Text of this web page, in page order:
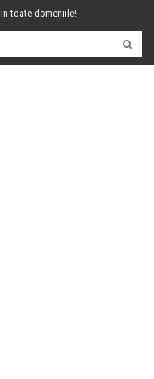
toate domeniile!